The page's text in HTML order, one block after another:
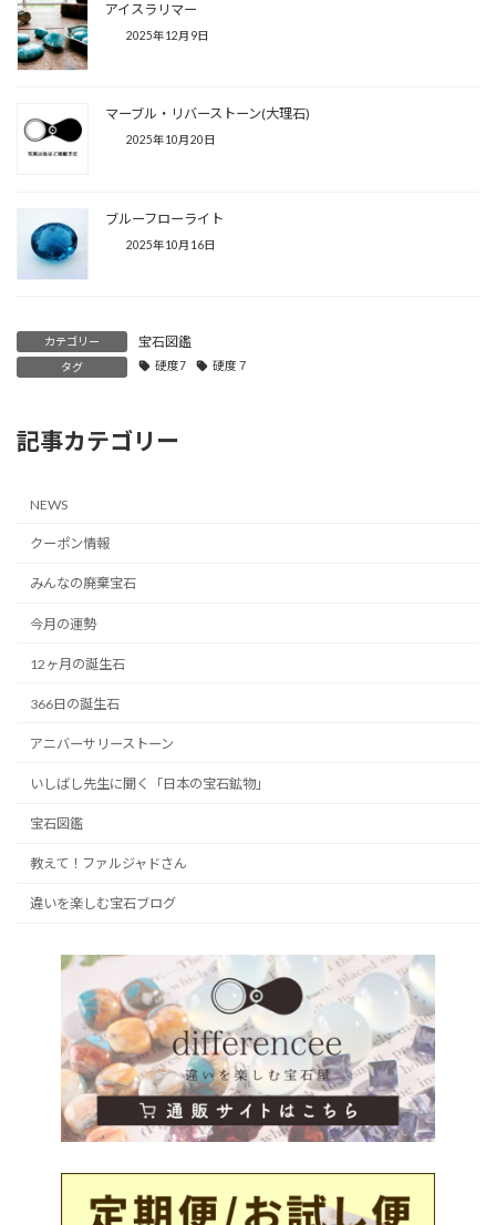
アイスラリマー
2025年12月9日
マーブル・リバーストーン(大理石)
2025年10月20日
ブルーフローライト
2025年10月16日
カテゴリー 宝石図鑑
タグ 硬度7 硬度７
記事カテゴリー
NEWS
クーポン情報
みんなの廃棄宝石
今月の運勢
12ヶ月の誕生石
366日の誕生石
アニバーサリーストーン
いしばし先生に聞く「日本の宝石鉱物」
宝石図鑑
教えて！ファルジャドさん
違いを楽しむ宝石ブログ